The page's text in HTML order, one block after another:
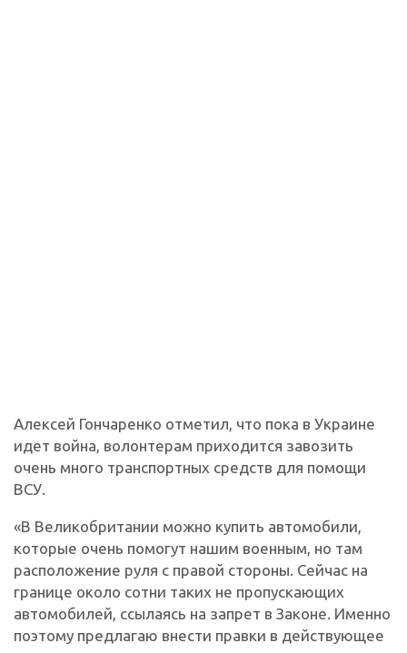
Алексей Гончаренко отметил, что пока в Украине
идет война, волонтерам приходится завозить
очень много транспортных средств для помощи
ВСУ.
«В Великобритании можно купить автомобили,
которые очень помогут нашим военным, но там
расположение руля с правой стороны. Сейчас на
границе около сотни таких не пропускающих
автомобилей, ссылаясь на запрет в Законе. Именно
поэтому предлагаю внести правки в действующее